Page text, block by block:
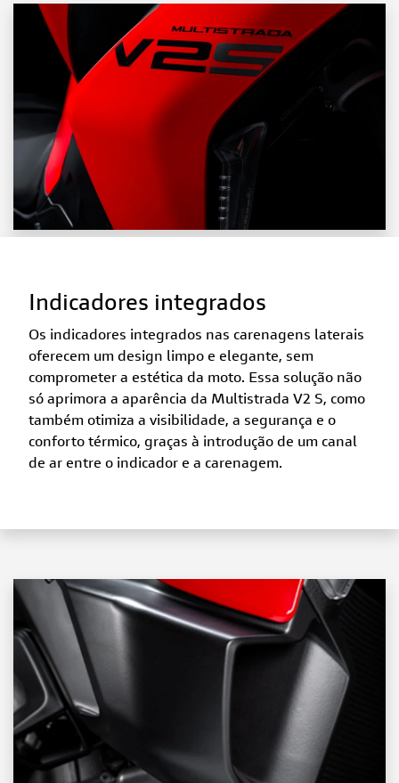
Indicadores integrados
Os indicadores integrados nas carenagens laterais
oferecem um design limpo e elegante, sem
comprometer a estética da moto. Essa solução não
só aprimora a aparência da Multistrada V2 S, como
também otimiza a visibilidade, a segurança e o
conforto térmico, graças à introdução de um canal
de ar entre o indicador e a carenagem.